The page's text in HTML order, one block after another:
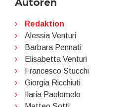
Autoren
Redaktion
Alessia Venturi
Barbara Pennati
Elisabetta Venturi
Francesco Stucchi
Giorgia Ricchiuti
Ilaria Paolomelo